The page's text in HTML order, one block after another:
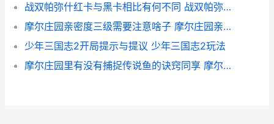
战双帕弥什红卡与黑卡相比有何不同 战双帕弥什虹卡图片
摩尔庄园亲密度三级需要注意啥子 摩尔庄园亲密度上限是多少
少年三国志2开局提示与提议 少年三国志2玩法
摩尔庄园里有没有捕捉传说鱼的诀窍同享 摩尔庄园里有没有猪